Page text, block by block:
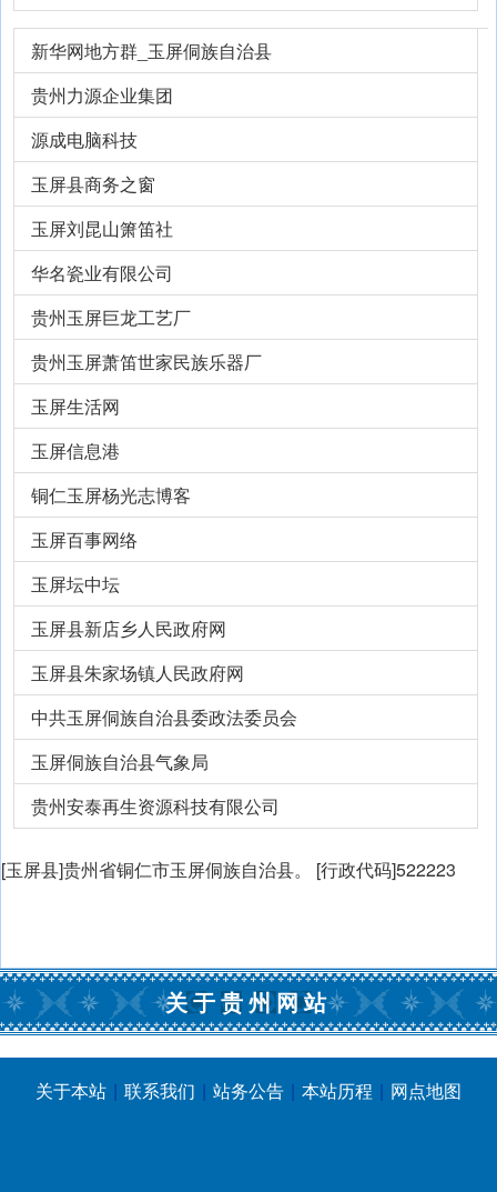
新华网地方群_玉屏侗族自治县
贵州力源企业集团
源成电脑科技
玉屏县商务之窗
玉屏刘昆山箫笛社
华名瓷业有限公司
贵州玉屏巨龙工艺厂
贵州玉屏萧笛世家民族乐器厂
玉屏生活网
玉屏信息港
铜仁玉屏杨光志博客
玉屏百事网络
玉屏坛中坛
玉屏县新店乡人民政府网
玉屏县朱家场镇人民政府网
中共玉屏侗族自治县委政法委员会
玉屏侗族自治县气象局
贵州安泰再生资源科技有限公司
[玉屏县]贵州省铜仁市玉屏侗族自治县。 [行政代码]522223
关于贵州网站
关于本站 | 联系我们 | 站务公告 | 本站历程 | 网点地图